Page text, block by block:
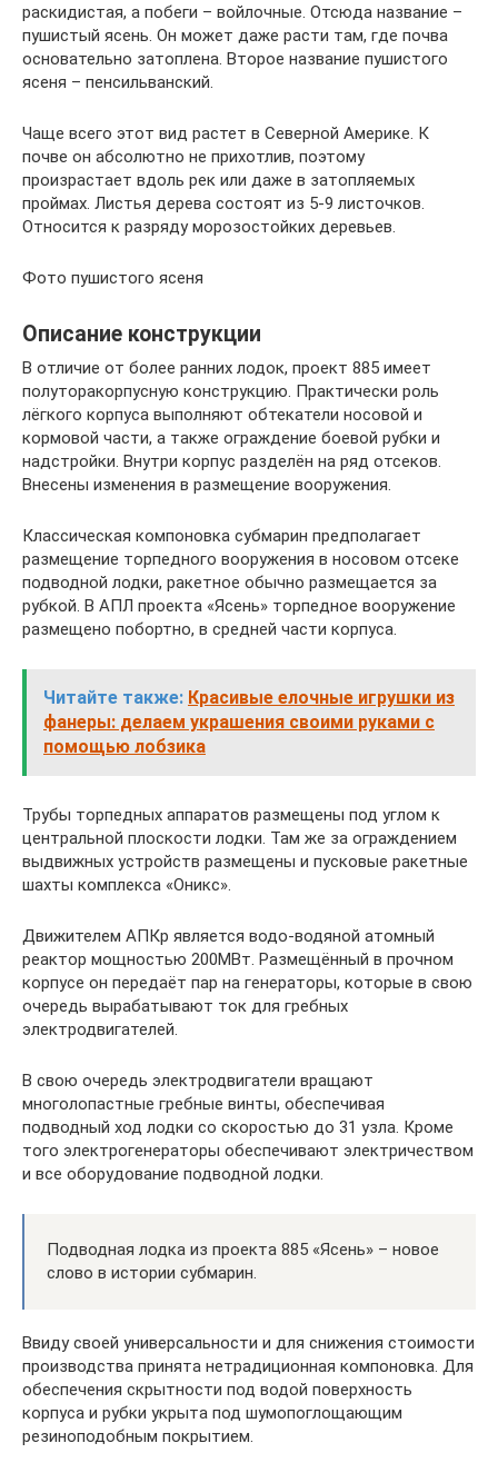
раскидистая, а побеги – войлочные. Отсюда название –
пушистый ясень. Он может даже расти там, где почва
основательно затоплена. Второе название пушистого
ясеня – пенсильванский.
Чаще всего этот вид растет в Северной Америке. К
почве он абсолютно не прихотлив, поэтому
произрастает вдоль рек или даже в затопляемых
проймах. Листья дерева состоят из 5-9 листочков.
Относится к разряду морозостойких деревьев.
Фото пушистого ясеня
Описание конструкции
В отличие от более ранних лодок, проект 885 имеет
полуторакорпусную конструкцию. Практически роль
лёгкого корпуса выполняют обтекатели носовой и
кормовой части, а также ограждение боевой рубки и
надстройки. Внутри корпус разделён на ряд отсеков.
Внесены изменения в размещение вооружения.
Классическая компоновка субмарин предполагает
размещение торпедного вооружения в носовом отсеке
подводной лодки, ракетное обычно размещается за
рубкой. В АПЛ проекта «Ясень» торпедное вооружение
размещено побортно, в средней части корпуса.
Читайте также: Красивые елочные игрушки из
фанеры: делаем украшения своими руками с
помощью лобзика
Трубы торпедных аппаратов размещены под углом к
центральной плоскости лодки. Там же за ограждением
выдвижных устройств размещены и пусковые ракетные
шахты комплекса «Оникс».
Движителем АПКр является водо-водяной атомный
реактор мощностью 200МВт. Размещённый в прочном
корпусе он передаёт пар на генераторы, которые в свою
очередь вырабатывают ток для гребных
электродвигателей.
В свою очередь электродвигатели вращают
многолопастные гребные винты, обеспечивая
подводный ход лодки со скоростью до 31 узла. Кроме
того электрогенераторы обеспечивают электричеством
и все оборудование подводной лодки.
Подводная лодка из проекта 885 «Ясень» – новое
слово в истории субмарин.
Ввиду своей универсальности и для снижения стоимости
производства принята нетрадиционная компоновка. Для
обеспечения скрытности под водой поверхность
корпуса и рубки укрыта под шумопоглощающим
резиноподобным покрытием.